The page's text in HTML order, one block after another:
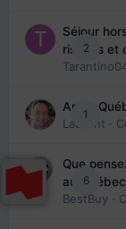
2
Séjour
risques et
1
Arte :
Laurent ·
6
Que
au
BestBuy ·